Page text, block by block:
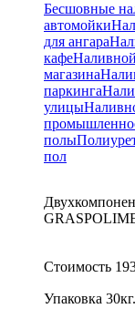
Бесшовные
автомойки
для ангара
кафе
магазина
паркинга
улицы
полы
пол
Стоимость
Упаковка 30кг.